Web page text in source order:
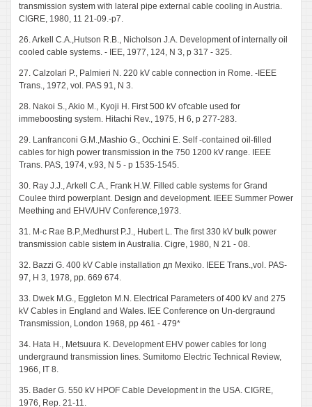
transmission system with lateral pipe external cable cooling in Austria.
CIGRE, 1980, 11 21-09.-p7.
26. Arkell C.A.,Hutson R.B., Nicholson J.A. Development of internally oil
cooled cable systems. - IEE, 1977, 124, N 3, p 317 - 325.
27. Calzolari P., Palmieri N. 220 kV cable connection in Rome. -IEEE
Trans., 1972, vol. PAS 91, N 3.
28. Nakoi S., Akio M., Kyoji H. First 500 kV of'cable used for
immeboosting system. Hitachi Rev., 1975, H 6, p 277-283.
29. Lanfranconi G.M.,Mashio G., Occhini E. Self -contained oil-filled
cables for high power transmission in the 750 1200 kV range. IEEE
Trans. PAS, 1974, v.93, N 5 - p 1535-1545.
30. Ray J.J., Arkell C.A., Frank H.W. Filled cable systems for Grand
Coulee third powerplant. Design and development. IEEE Summer Power
Meething and EHV/UHV Conference,1973.
31. M-c Rae B.P.,Medhurst P.J., Hubert L. The first 330 kV bulk power
transmission cable sistem in Australia. Cigre, 1980, N 21 - 08.
32. Bazzi G. 400 kV Cable installation дп Mexiko. IEEE Trans.,vol. PAS-
97, H 3, 1978, pp. 669 674.
33. Dwek M.G., Eggleton M.N. Electrical Parameters of 400 kV and 275
kV Cables in England and Wales. IEE Conference on Un-dergraund
Transmission, London 1968, pp 461 - 479*
34. Hata H., Metsuura K. Development EHV power cables for long
undergraund transmission lines. Sumitomo Electric Technical Review,
1966, IT 8.
35. Bader G. 550 kV HPOF Cable Development in the USA. CIGRE,
1976, Rep. 21-11.